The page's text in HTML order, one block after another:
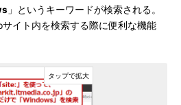
」というキーワードが検索される。
イト内を検索する際に便利な機能